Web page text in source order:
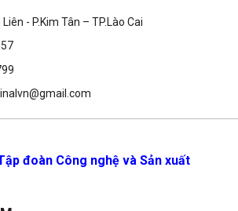
- P.Kim Tân – TP.Lào Cai
đoàn Công nghệ và Sản xuất